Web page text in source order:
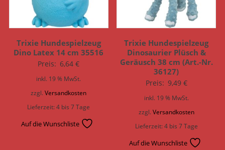
Trixie Hundespielzeug
Dino Latex 14 cm 35516
Preis: 6,64€
inkl. 19 % MwSt.
zzgl.Versandkosten
Lieferzeit:4 bis 7 Tage
Auf die Wunschliste
Trixie Hundespielzeug
Dinosaurier Plüsch &
Geräusch 38 cm (Art.-Nr.
36127)
Preis: 9,49 €
inkl. 19 % MwSt.
zzgl. Versandkosten
Lieferzeit:4 bis 7 Tage
Auf die Wunschliste